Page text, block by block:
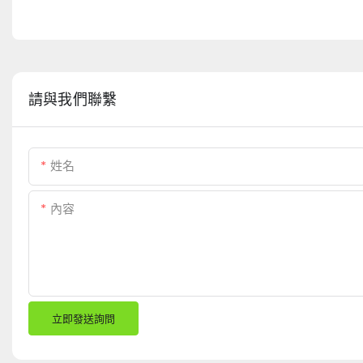
請與我們聯繫
姓名
內容
立即發送詢問